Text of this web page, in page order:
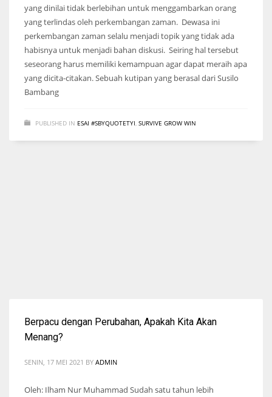
yang dinilai tidak berlebihan untuk menggambarkan orang
yang terlindas oleh perkembangan zaman. Dewasa ini
perkembangan zaman selalu menjadi topik yang tidak ada
habisnya untuk menjadi bahan diskusi. Seiring hal tersebut
seseorang harus memiliki kemampuan agar dapat meraih apa
yang dicita-citakan. Sebuah kutipan yang berasal dari Susilo
Bambang
PUBLISHED IN ESAI #SBYQUOTETYI SURVIVE GROW WIN
Berpacu dengan Perubahan, Apakah Kita Akan
Menang?
SENIN, 17 MEI 2021 BY ADMIN
Oleh: Ilham Nur Muhammad Sudah satu tahun lebih